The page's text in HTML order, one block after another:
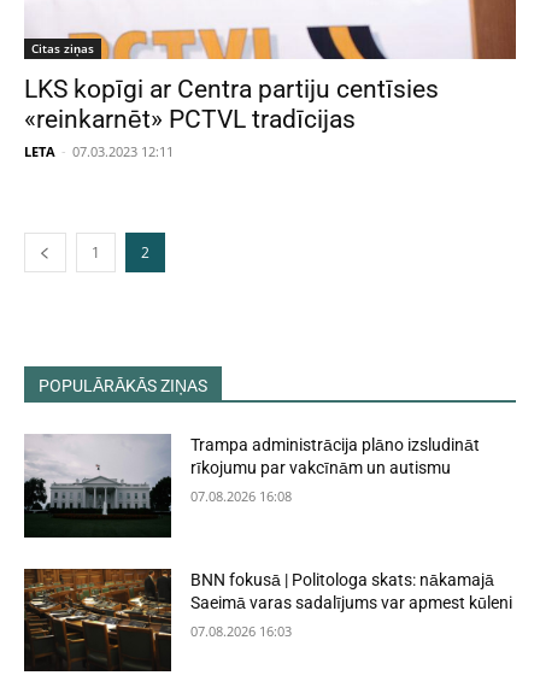
Citas ziņas
LKS kopīgi ar Centra partiju centīsies
«reinkarnēt» PCTVL tradīcijas
LETA - 07.03.2023 12:11
1 2
POPULĀRĀKĀS ZIŅAS
Trampa administrācija plāno izsludināt
rīkojumu par vakcīnām un autismu
07.08.2026 16:08
BNN fokusā | Politologa skats: nākamajā
Saeimā varas sadalījums var apmest kūleni
07.08.2026 16:03